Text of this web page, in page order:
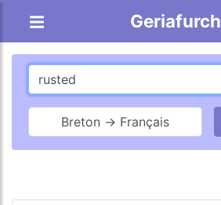
Geriafurch
Breton → Français